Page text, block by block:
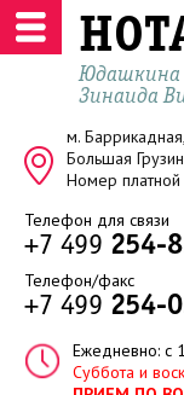
Юдашкина
Зинаида
м.
Большая
Номер
Телефон для связи
+7 499 254-
Телефон/факс
+7 499 254-
Ежедневно: с
Суббота и